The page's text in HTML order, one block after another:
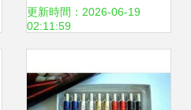
的投資機遇
更新時間：2026-06-19
02:11:59